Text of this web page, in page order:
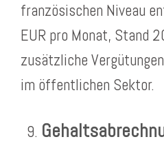
französischen Niveau
EUR pro Monat, Stand
zusätzliche
im öffentlichen Sektor.